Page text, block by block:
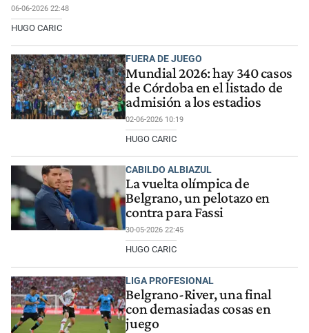
06-06-2026 22:48
HUGO CARIC
FUERA DE JUEGO
Mundial 2026: hay 340 casos
de Córdoba en el listado de
admisión a los estadios
02-06-2026 10:19
HUGO CARIC
CABILDO ALBIAZUL
La vuelta olímpica de
Belgrano, un pelotazo en
contra para Fassi
30-05-2026 22:45
HUGO CARIC
LIGA PROFESIONAL
Belgrano-River, una final
con demasiadas cosas en
juego